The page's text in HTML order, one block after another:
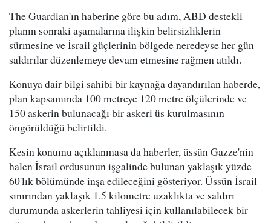
The Guardian'ın haberine göre bu adım, ABD destekli
planın sonraki aşamalarına ilişkin belirsizliklerin
sürmesine ve İsrail güçlerinin bölgede neredeyse her gün
saldırılar düzenlemeye devam etmesine rağmen atıldı.
Konuya dair bilgi sahibi bir kaynağa dayandırılan haberde,
plan kapsamında 100 metreye 120 metre ölçülerinde ve
150 askerin bulunacağı bir askeri üs kurulmasının
öngörüldüğü belirtildi.
Kesin konumu açıklanmasa da haberler, üssün Gazze'nin
halen İsrail ordusunun işgalinde bulunan yaklaşık yüzde
60'lık bölümünde inşa edileceğini gösteriyor. Üssün İsrail
sınırından yaklaşık 1.5 kilometre uzaklıkta ve saldırı
durumunda askerlerin tahliyesi için kullanılabilecek bir